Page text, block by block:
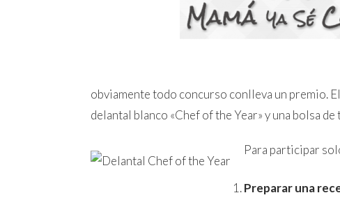
obviamente todo concurso conlleva un premio.
delantal blanco «Chef of the Year» y una bolsa
Para participar
Preparar una